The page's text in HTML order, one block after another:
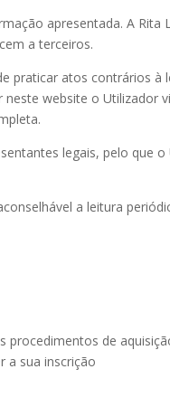
apresentada. A Rita
a terceiros.
praticar atos contrários à
website o Utilizador
legais, pelo que o
a leitura
procedimentos de
a sua inscrição